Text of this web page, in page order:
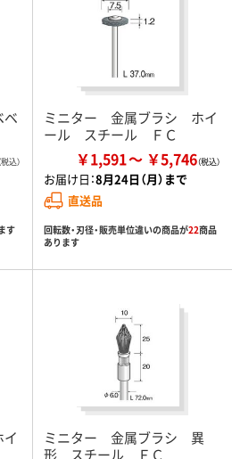
税込）
す
ミニター 金属ブラシ ホイ
ール スチール ＦＣ
￥1,591 ￥5,746
お届け日：8月24日（月）まで
直送品
回転数・刃径・販売単位違いの商品が22商品
あります
ミニター 金属ブラシ 異
形 スチール ＦＣ